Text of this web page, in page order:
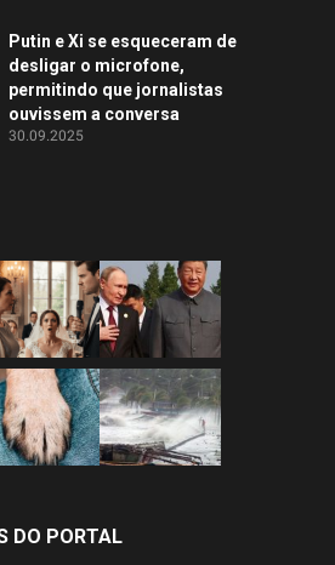
Putin e Xi se esqueceram de
desligar o microfone,
permitindo que jornalistas
ouvissem a conversa
30.09.2025
DO PORTAL